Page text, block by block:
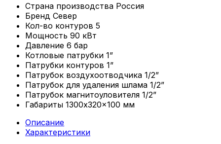
Страна производства Россия
Бренд Север
Кол-во контуров 5
Мощность 90 кВт
Давление 6 бар
Котловые патрубки 1”
Патрубки контуров 1”
Патрубок воздухоотводчика 1/2”
Патрубок для удаления шлама 1/2”
Патрубок магнитоуловителя 1/2”
Габариты 1300x320x100 мм
Описание
Характеристики